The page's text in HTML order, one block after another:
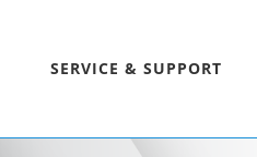
SERVICE & SUPPORT